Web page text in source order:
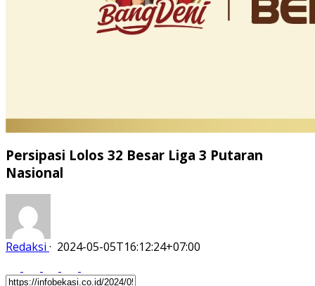
Persipasi Lolos 32 Besar Liga 3 Putaran
Nasional
Redaksi · 2024-05-05T16:12:24+07:00